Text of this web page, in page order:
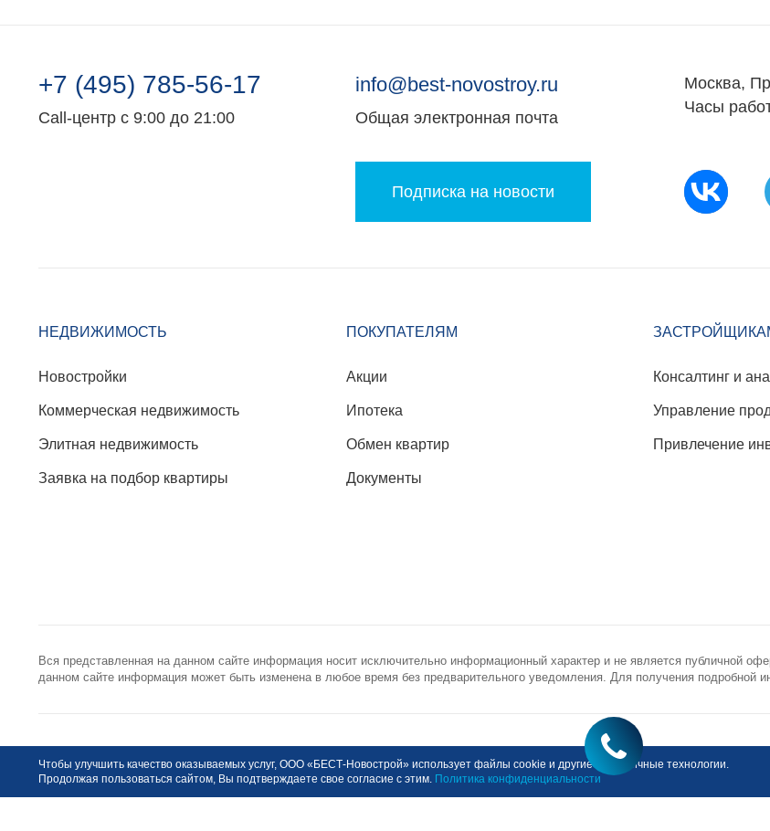
Call-центр 24/7 Общая электронная почта
+7 (495) 785-56-17
Call-центр с 9:00 до 21:00
info@best-novostroy.ru
Общая электронная почта
Подписка на новости
Москва,
Часы
НЕДВИЖИМОСТЬ
Новостройки
Коммерческая недвижимость
Элитная недвижимость
Заявка на подбор квартиры
ПОКУПАТЕЛЯМ
Акции
Ипотека
Обмен квартир
Документы
Консалтинг и
Управление
Привлечение
Вся представленная на данном сайте информация носит исключительно информационный характер и не является публичной
данном сайте информация может быть изменена в любое время без предварительного уведомления. Для получения подробной
Чтобы улучшить качество оказываемых услуг, ООО «БЕСТ-Новострой» использует файлы cookie и другие аналогичные технологии.
Продолжая пользоваться сайтом, Вы подтверждаете свое согласие с этим. Политика конфиденциальности